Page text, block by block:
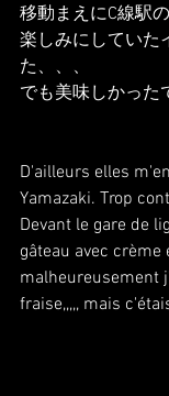
移動まえにC線駅
楽しみにしていた
た、、、
でも美味しかった
D'ailleurs elles
Yamazaki. Trop
Devant le gare de
gâteau avec crème
malheureusement
fraise,,,,, mais